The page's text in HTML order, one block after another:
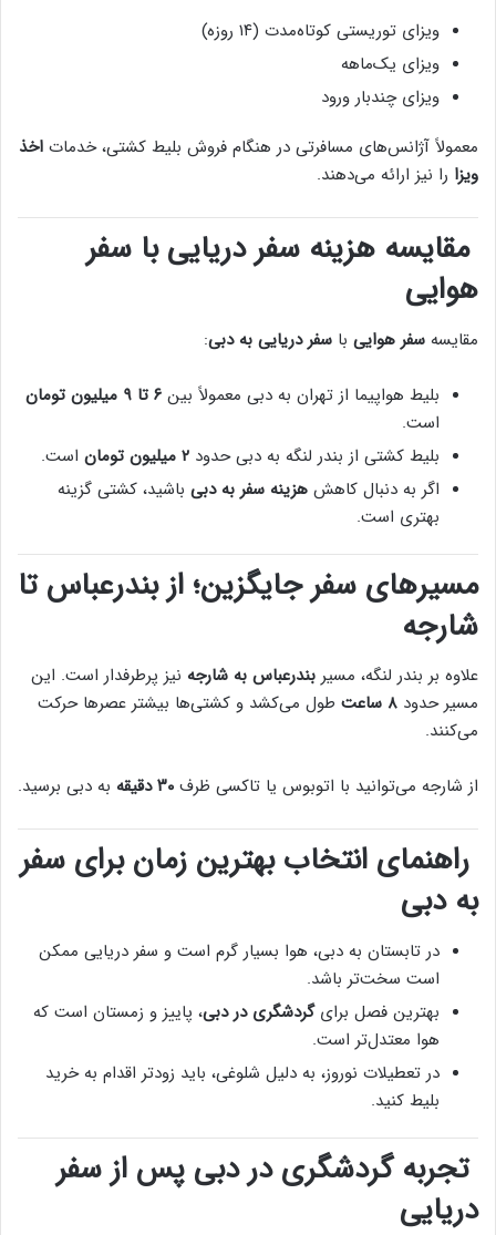
ویزای توریستی کوتاه‌مدت (۱۴ روزه)
ویزای یک‌ماهه
ویزای چندبار ورود
معمولاً آژانس‌های مسافرتی در هنگام فروش بلیط کشتی، خدمات اخذ
ویزا را نیز ارائه می‌دهند.
مقایسه هزینه سفر دریایی با سفر
هوایی
مقایسه سفر هوایی با سفر دریایی به دبی:
بلیط هواپیما از تهران به دبی معمولاً بین ۶ تا ۹ میلیون تومان
است.
بلیط کشتی از بندر لنگه به دبی حدود ۲ میلیون تومان
است.
اگر به دنبال کاهش هزینه سفر به دبی باشید، کشتی گزینه
بهتری است.
مسیرهای سفر جایگزین؛ از بندرعباس تا
شارجه
علاوه بر بندر لنگه، مسیر بندرعباس به شارجه نیز پرطرفدار است. این
مسیر حدود ۸ ساعت
طول می‌کشد و کشتی‌ها بیشتر عصرها حرکت
می‌کنند.
از شارجه می‌توانید با اتوبوس یا تاکسی ظرف ۳۰ دقیقه به دبی برسید.
راهنمای انتخاب بهترین زمان برای سفر
به دبی
در تابستان به دبی، هوا بسیار گرم است و سفر دریایی ممکن
است سخت‌تر باشد.
بهترین فصل برایگردشگری در دبی، پاییز و زمستان است که
هوا معتدل‌تر است.
در تعطیلات نوروز، به دلیل شلوغی، باید زودتر اقدام به خرید
بلیط کنید.
تجربه گردشگری در دبی پس از سفر
دریایی